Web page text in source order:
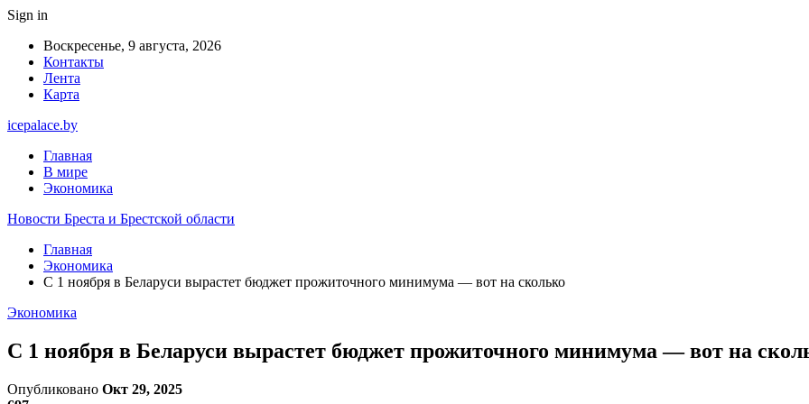
Sign in
Воскресенье, 9 августа, 2026
Контакты
Лента
Карта
icepalace.by
Главная
В мире
Экономика
Новости Бреста и Брестской области
Главная
Экономика
С 1 ноября в Беларуси вырастет бюджет прожиточного минимума — вот на сколько
Экономика
С 1 ноября в Беларуси вырастет бюджет прожиточного минимума — вот на
Опубликовано Окт 29, 2025